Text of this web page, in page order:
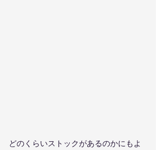
どのくらいストックがあるのかにもよ